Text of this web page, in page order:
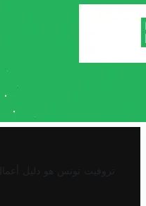
تروفيت تونس هو دليل